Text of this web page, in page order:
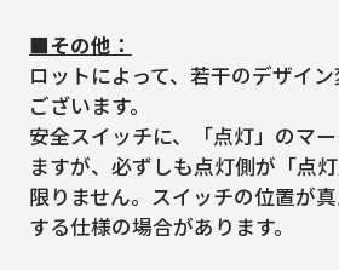
■その他：
ロットによって、若干のデザイ
ございます。
安全スイッチに、「点灯」のマ
ますが、必ずしも点灯側が「点
限りません。スイッチの位置が
する仕様の場合があります。